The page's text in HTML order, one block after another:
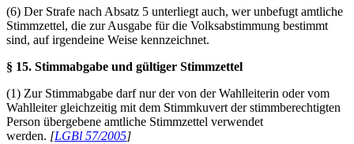
(6) Der Strafe nach Absatz 5 unterliegt auch, wer unbefugt amtliche
Stimmzettel, die zur Ausgabe für die Volksabstimmung bestimmt
sind, auf irgendeine Weise kennzeichnet.
§ 15. Stimmabgabe und gültiger Stimmzettel
(1) Zur Stimmabgabe darf nur der von der Wahlleiterin oder vom
Wahlleiter gleichzeitig mit dem Stimmkuvert der stimmberechtigten
Person übergebene amtliche Stimmzettel verwendet
werden. [LGBl 57/2005]